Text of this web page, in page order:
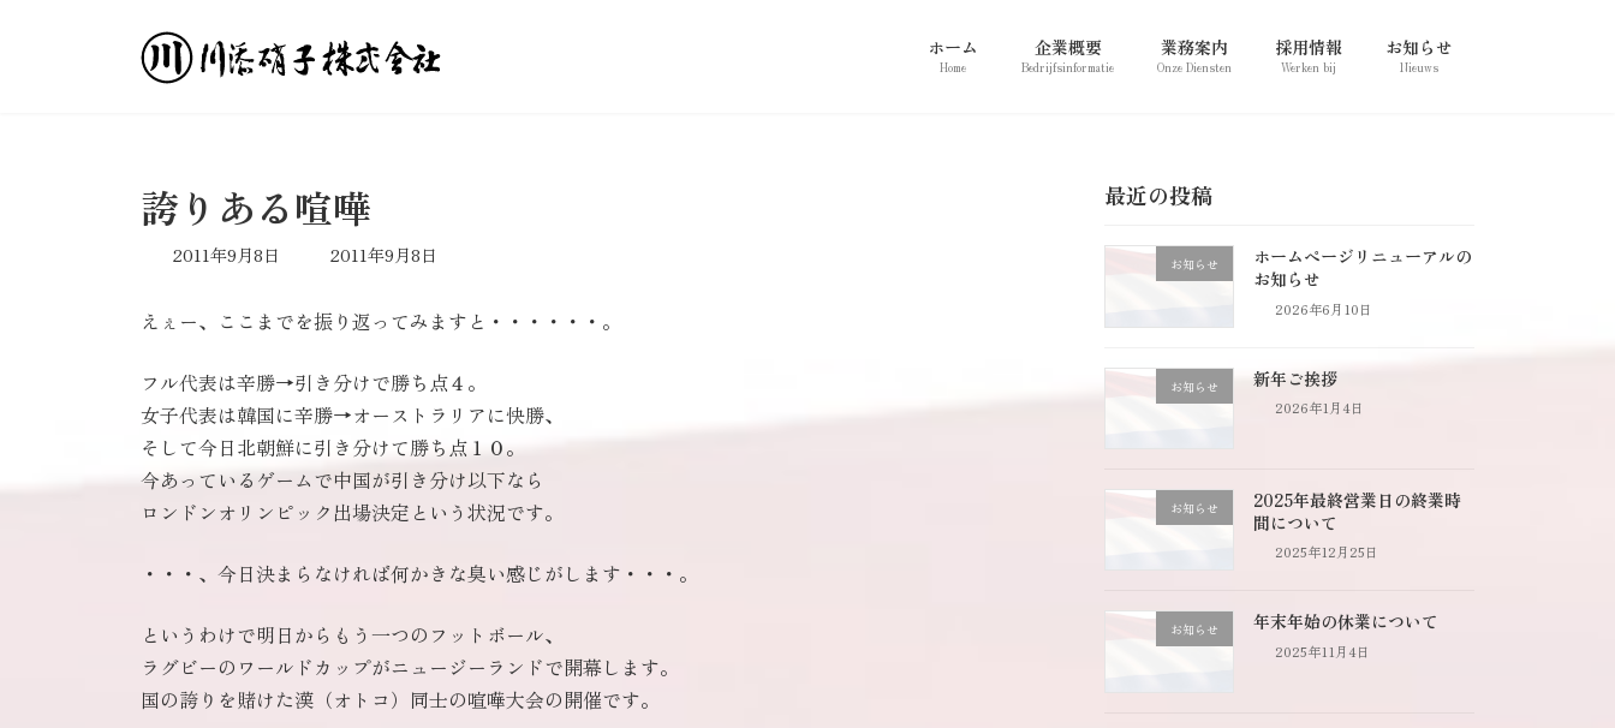
ホーム
Home
企業概要
Bedrijfsinformatie
業務案内
Onze Diensten
採用情報
Werken bij
お知らせ
Nieuws
誇りある喧嘩
2011年9月8日
最
新
時
2011年9月8日
えぇー、ここまでを振り返ってみますと・・・・・・。
フル代表は辛勝→引き分けで勝ち点４。
女子代表は韓国に辛勝→オーストラリアに快勝、
そして今日北朝鮮に引き分けて勝ち点１０。
今あっているゲームで中国が引き分け以下なら
ロンドンオリンピック出場決定という状況です。
・・・、今日決まらなければ何かきな臭い感じがします・・・。
というわけで明日からもう一つのフットボール、
ラグビーのワールドカップがニュージーランドで開幕します。
国の誇りを賭けた漢（オトコ）同士の喧嘩大会の開催です。
最近の投稿
お知らせ
ホームページリニューアルの
お知らせ
2026年6月10日
お知らせ 新年ご挨拶
2026年1月4日
お知らせ
2025年最終営業日の終業時
間について
2025年12月25日
お知らせ 年末年始の休業について
2025年11月4日